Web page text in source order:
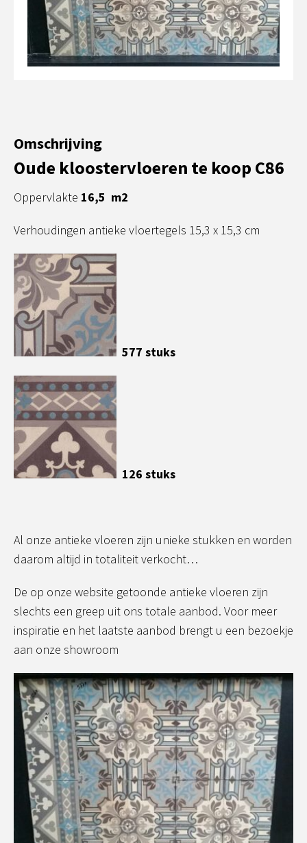
Omschrijving
Oude kloostervloeren te koop C86
Oppervlakte 16,5 m2
Verhoudingen antieke vloertegels 15,3 x 15,3 cm
577 stuks
126 stuks
Al onze antieke vloeren zijn unieke stukken en worden
daarom altijd in totaliteit verkocht…
De op onze website getoonde antieke vloeren zijn
slechts een greep uit ons totale aanbod. Voor meer
inspiratie en het laatste aanbod brengt u een bezoekje
aan onze showroom